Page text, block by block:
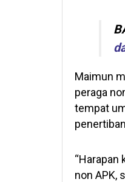
Maimun
peraga
tempat
“Harapan
non APK,